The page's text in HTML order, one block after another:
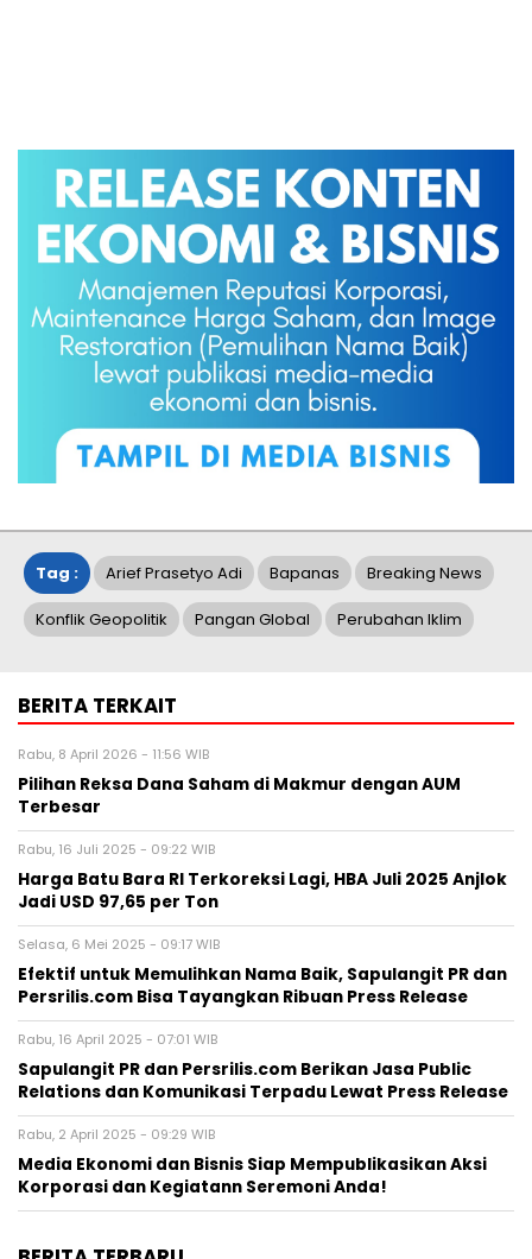
Tag : Arief Prasetyo Adi Bapanas Breaking News
Konflik Geopolitik Pangan Global Perubahan Iklim
BERITA TERKAIT
Rabu, 8 April 2026 - 11:56 WIB
Pilihan Reksa Dana Saham di Makmur dengan AUM
Terbesar
Rabu, 16 Juli 2025 - 09:22 WIB
Harga Batu Bara RI Terkoreksi Lagi, HBA Juli 2025 Anjlok
Jadi USD 97,65 per Ton
Selasa, 6 Mei 2025 - 09:17 WIB
Efektif untuk Memulihkan Nama Baik, Sapulangit PR dan
Persrilis.com Bisa Tayangkan Ribuan Press Release
Rabu, 16 April 2025 - 07:01 WIB
Sapulangit PR dan Persrilis.com Berikan Jasa Public
Relations dan Komunikasi Terpadu Lewat Press Release
Rabu, 2 April 2025 - 09:29 WIB
Media Ekonomi dan Bisnis Siap Mempublikasikan Aksi
Korporasi dan Kegiatann Seremoni Anda!